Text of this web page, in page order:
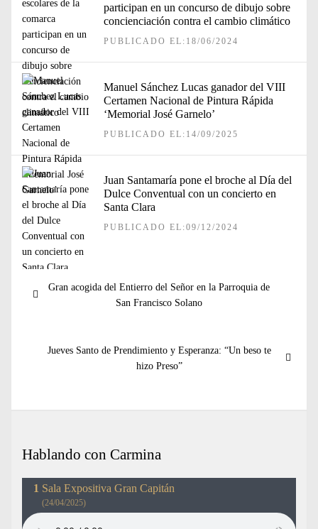
participan en un concurso de dibujo sobre
concienciación contra el cambio climático
PUBLICADO EL:18/06/2024
Manuel Sánchez Lucas ganador del VIII
Certamen Nacional de Pintura Rápida
‘Memorial José Garnelo’
PUBLICADO EL:14/09/2025
Juan Santamaría pone el broche al Día del
Dulce Conventual con un concierto en
Santa Clara
PUBLICADO EL:09/12/2024
de
Entrada
Gran acogida del Entierro del Señor en la Parroquia de
San Francisco Solano
Entrada
Jueves Santo de Prendimiento y Esperanza: “Un beso te
hizo Preso”
Hablando con Carmina
Sala Expositiva Gran Capitán
(24/04/2025)